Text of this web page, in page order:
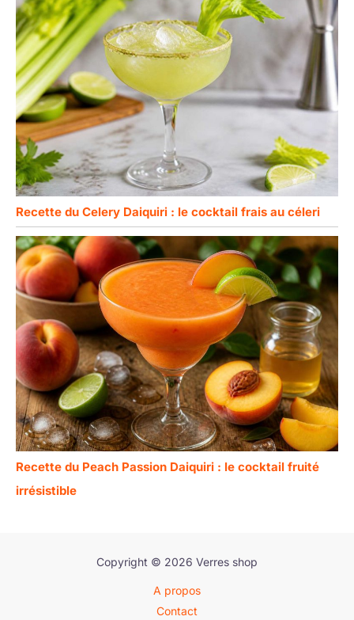
Recette du Celery Daiquiri : le cocktail frais au céleri
Recette du Peach Passion Daiquiri : le cocktail fruité
irrésistible
Copyright © 2026 Verres shop
A propos
Contact